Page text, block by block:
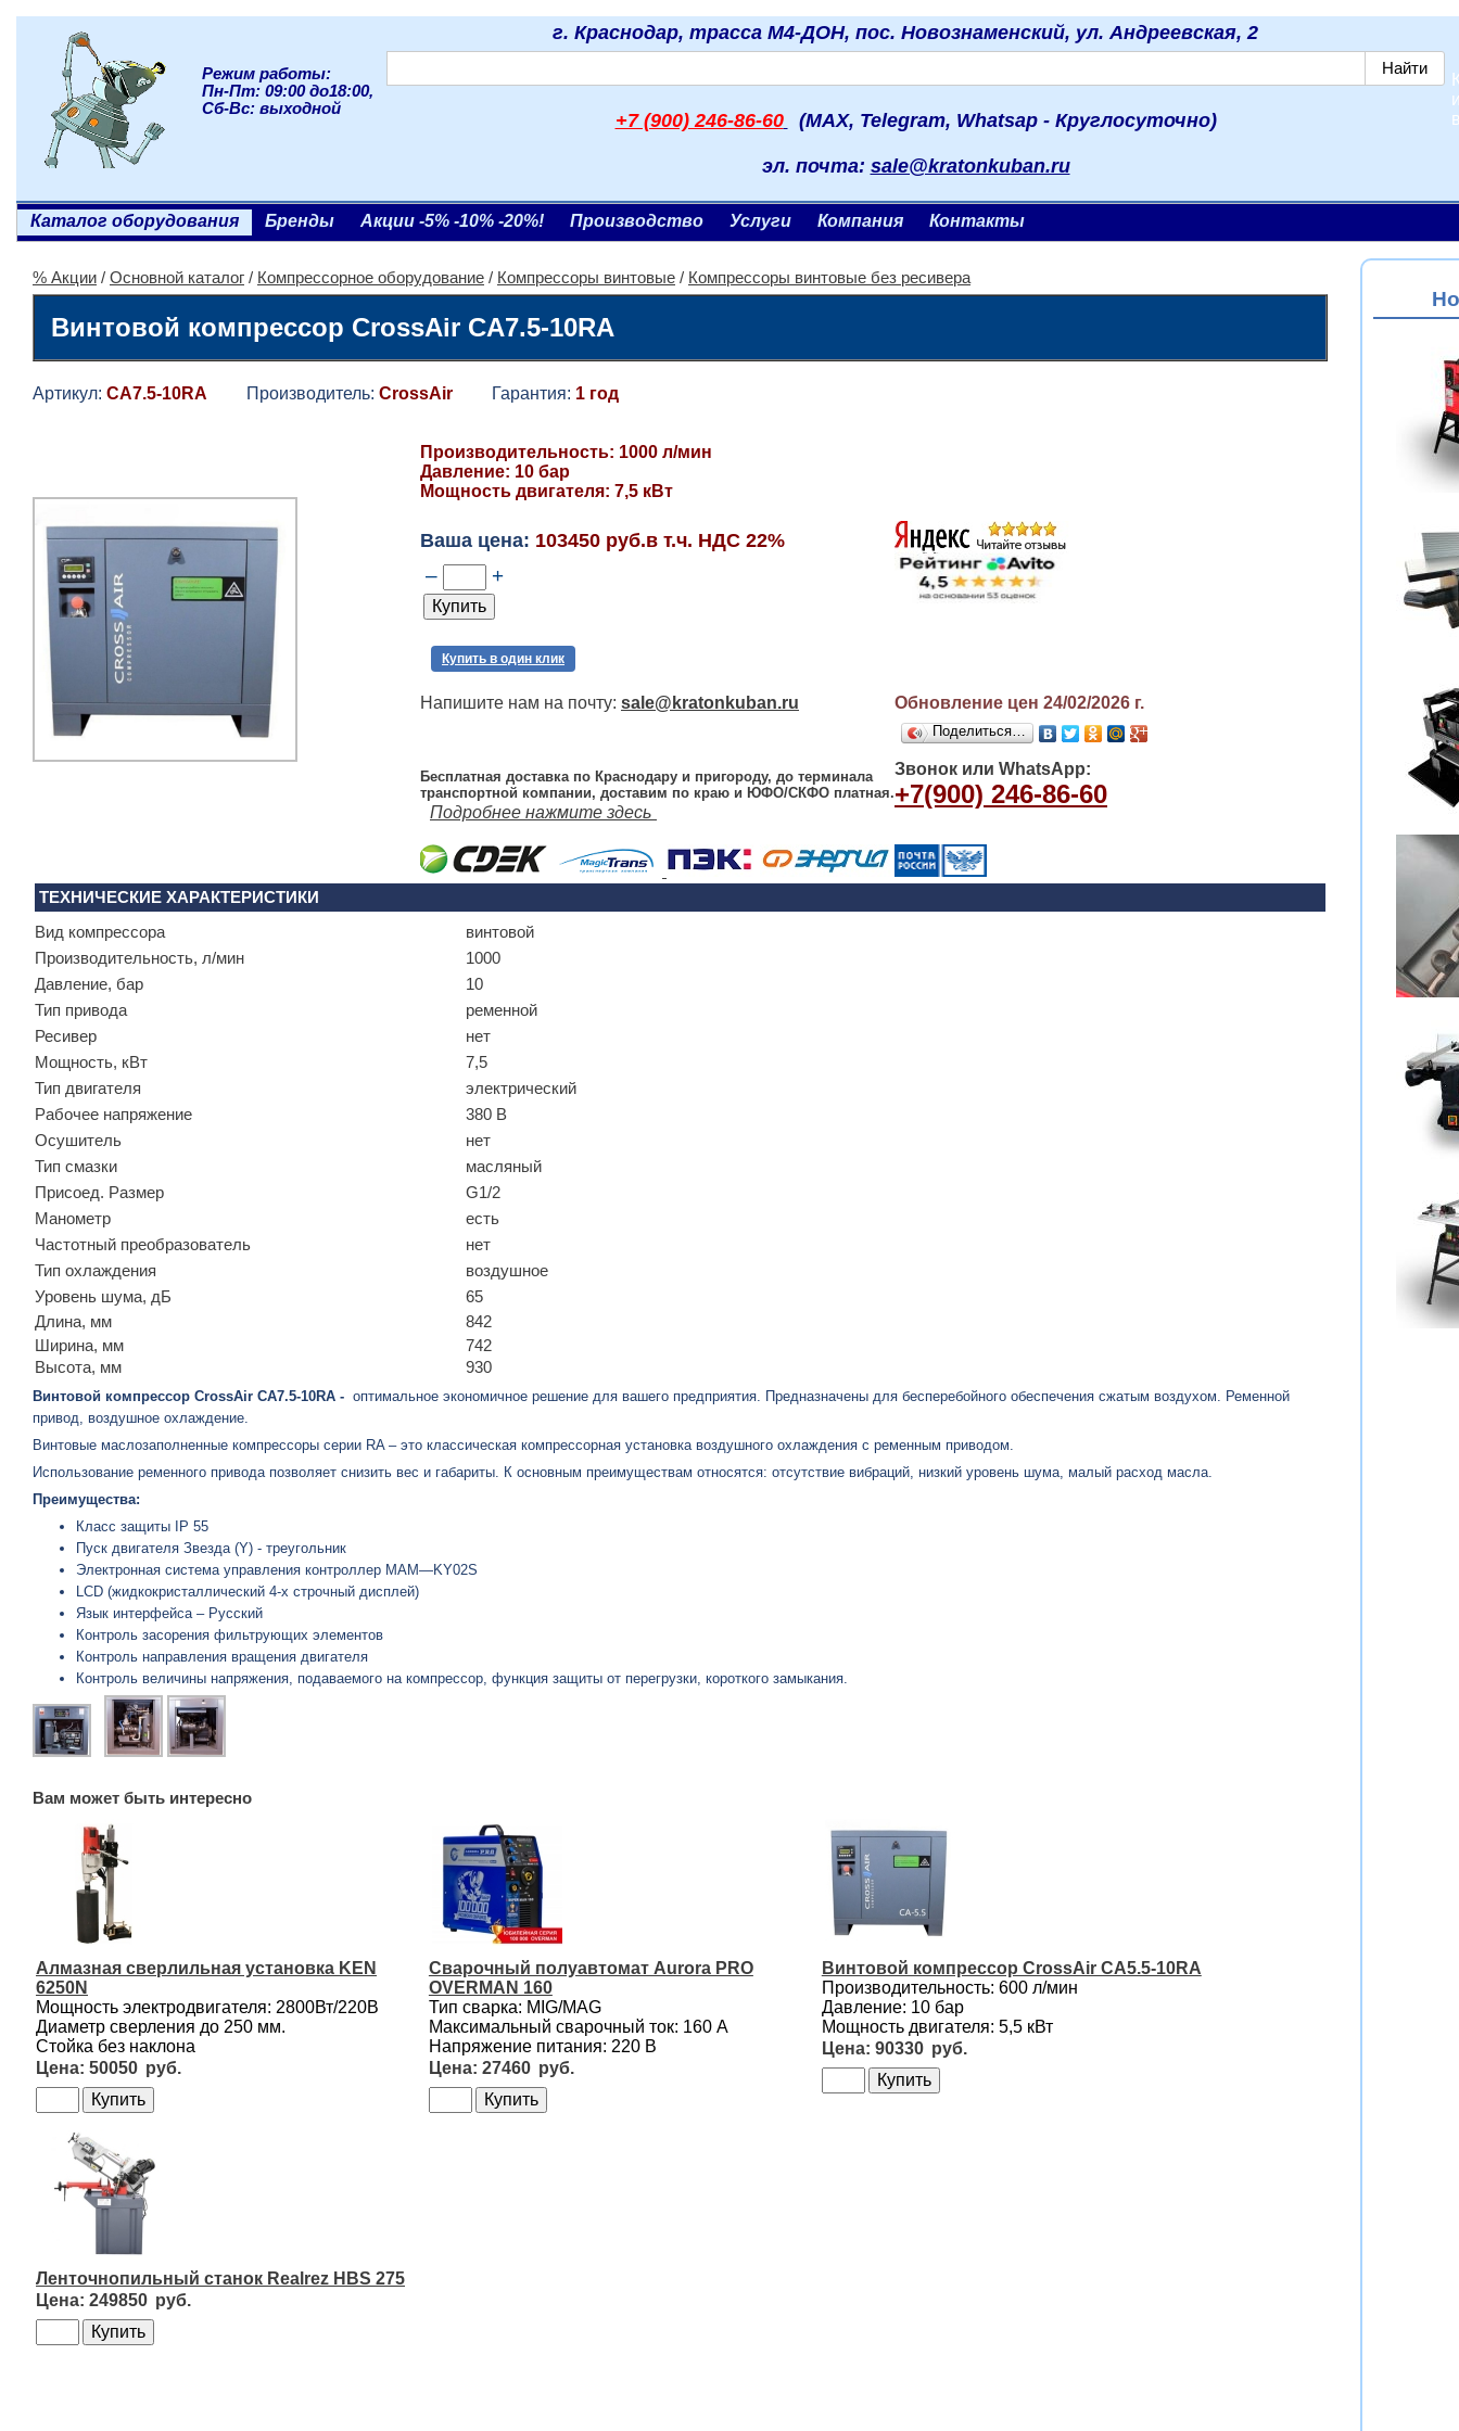
Режим работы:
Пн-Пт: 09:00 до18:00,
Сб-Вс: выходной
г. Краснодар, трасса М4-ДОН, пос. Новознаменский, ул. Андреевская, 2
+7 (900) 246-86-60 (MAX, Telegram, Whatsap - Круглосуточно)
эл. почта: sale@kratonkuban.ru
Каталог оборудования Бренды Акции -5% -10% -20%! Производство Услуги Компания Контакты
% Акции / Основной каталог / Компрессорное оборудование / Компрессоры винтовые / Компрессоры винтовые без ресивера
Винтовой компрессор CrossAir CA7.5-10RA
Артикул: CA7.5-10RA Производитель: CrossAir Гарантия: 1 год
Производительность: 1000 л/мин
Давление: 10 бар
Мощность двигателя: 7,5 кВт
Ваша цена: 103450 руб.в т.ч. НДС 22%
– +
Купить в один клик
Напишите нам на почту: sale@kratonkuban.ru Обновление цен 24/02/2026 г.
Поделиться…
Бесплатная доставка по Краснодару и пригороду, до терминала
транспортной компании, доставим по краю и ЮФО/СКФО платная.
Подробнее нажмите здесь
Звонок или WhatsApp:
+7(900) 246-86-60
ТЕХНИЧЕСКИЕ ХАРАКТЕРИСТИКИ
Вид компрессора
винтовой
Производитель­ность, л/мин
1000
Давление, бар
10
Тип привода
ременной
Ресивер
нет
Мощность, кВт
7,5
Тип двигателя
электрический
Рабочее напряжение
380 В
Осушитель
нет
Тип смазки
масляный
Присоед. Размер
G1/2
Манометр
есть
Частотный преобразователь
нет
Тип охлаждения
воздушное
Уровень шума, дБ
65
Длина, мм
842
Ширина, мм
742
Высота, мм
930
Винтовой компрессор CrossAir CA7.5-10RA - оптимальное экономичное решение для вашего предприятия. Предназначены для бесперебойного обеспечения сжатым воздухом. Ременной
привод, воздушное охлаждение.
Винтовые маслозаполненные компрессоры серии RA – это классическая компрессорная установка воздушного охлаждения с ременным приводом.
Использование ременного привода позволяет снизить вес и габариты. К основным преимуществам относятся: отсутствие вибраций, низкий уровень шума, малый расход масла.
Преимущества:
Класс защиты IP 55
Пуск двигателя Звезда (Y) - треугольник
Электронная система управления контроллер MAM—KY02S
LCD (жидкокристаллический 4-х строчный дисплей)
Язык интерфейса – Русский
Контроль засорения фильтрующих элементов
Контроль направления вращения двигателя
Контроль величины напряжения, подаваемого на компрессор, функция защиты от перегрузки, короткого замыкания.
Вам может быть интересно
Алмазная сверлильная установка KEN
6250N
Мощность электродвигателя: 2800Вт/220В
Диаметр сверления до 250 мм.
Стойка без наклона
50050
Сварочный полуавтомат Aurora PRO
OVERMAN 160
Тип сварка: MIG/MAG
Максимальный сварочный ток: 160 А
Напряжение питания: 220 В
27460
Винтовой компрессор CrossAir CA5.5-10RA
Производительность: 600 л/мин
Давление: 10 бар
Мощность двигателя: 5,5 кВт
90330
Ленточнопильный станок Realrez HBS 275
249850